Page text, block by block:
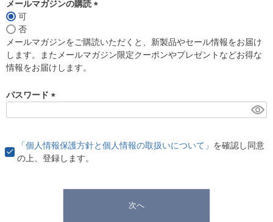
メールマガジンの購読
須
)
可
否
メールマガジンをご購読いただくと、新製品やセール情報をお届け
します。またメールマガジン限定クーポンやプレゼントなどお得な
情報をお届けします。
パスワード
)
「個人情報保護方針と個人情報の取扱いについて」 を確認し同意
の上、登録します。
次へ